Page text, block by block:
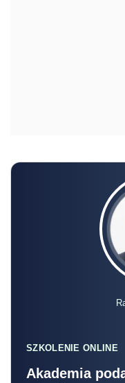
SZKOLENIE ONLINE
Akademia